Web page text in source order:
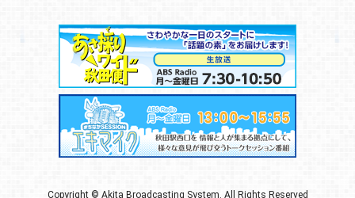
Copyright © Akita Broadcasting System. All Rights Reserved